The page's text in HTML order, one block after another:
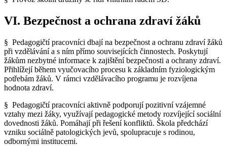
VI. Bezpečnost a ochrana zdraví žáků
§ Pedagogičtí pracovníci dbají na bezpečnost a ochranu zdraví žáků
při vzdělávání a s ním přímo souvisejících činnostech. Poskytují
žákům nezbytné informace k zajištění bezpečnosti a ochrany zdraví.
Přihlížejí během vyučovacího procesu k základním fyziologickým
potřebám žáků. V rámci vzdělávacího programu je rozvíjena
hodnota zdraví.
§ Pedagogičtí pracovníci aktivně podporují pozitivní vzájemné
vztahy mezi žáky, využívají pedagogické metody rozvíjející sociální
dovednosti žáků. Pomáhají při řešení konfliktů. Škola předchází
vzniku sociálně patologických jevů, spolupracuje s rodinou,
odbornými institucemi.